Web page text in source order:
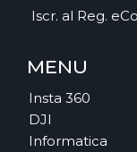
Iscr. al Reg.
MENU
Insta 360
DJI
Informatica